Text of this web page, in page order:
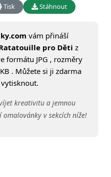
Tisk Stáhnout
vám přináší
pro Děti z
formátu JPG , rozměry
. Můžete si ji zdarma
kreativitu a jemnou
v sekcích níže!